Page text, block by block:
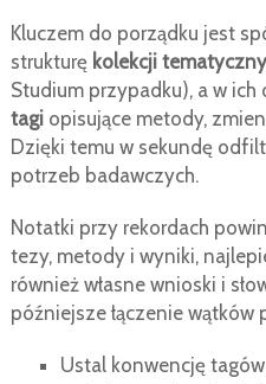
Kluczem do porządku jest
strukturę kolekcji
Studium przypadku), a w
tagiopisujące metody,
Dzięki temu w sekundę
potrzeb badawczych.
Notatki przy rekordach
tezy, metody i wyniki,
również własne wnioski i
późniejsze łączenie wątków
Ustal konwencję